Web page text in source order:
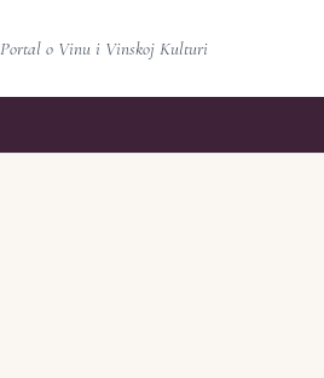
Portal o Vinu i Vinskoj Kulturi